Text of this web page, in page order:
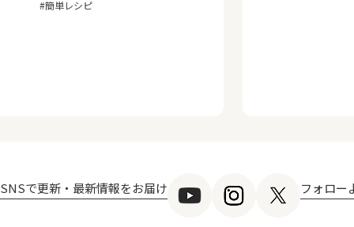
#簡単レシピ
SNSで更新・最新情報をお届け フォロー